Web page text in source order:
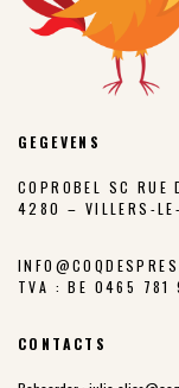
GEGEVENS
COPROBEL SC RUE
4280 – VILLERS-LE-
TVA : BE 0465 781
CONTACTS